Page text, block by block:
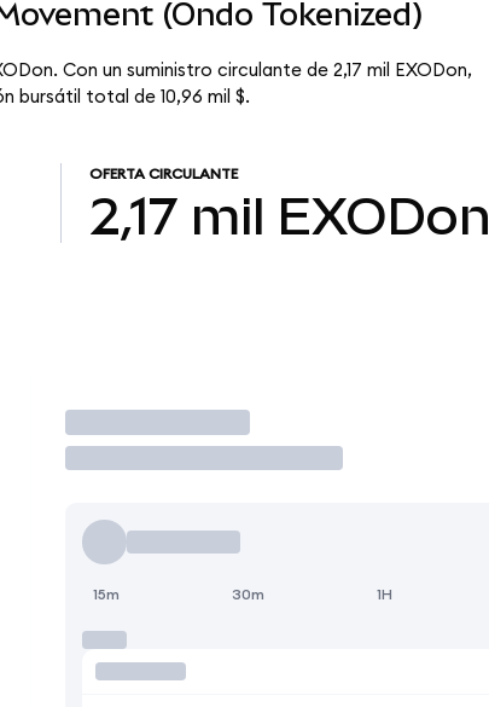
(Ondo Tokenized)
Con un suministro circulante de 2,17 mil EXODon,
bursátil total de 10,96 mil $.
OFERTA CIRCULANTE
2,17 mil EXODon
Operar
15m 30m 1H